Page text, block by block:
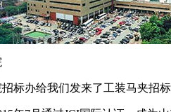
标办给我们发来了工装马夹招